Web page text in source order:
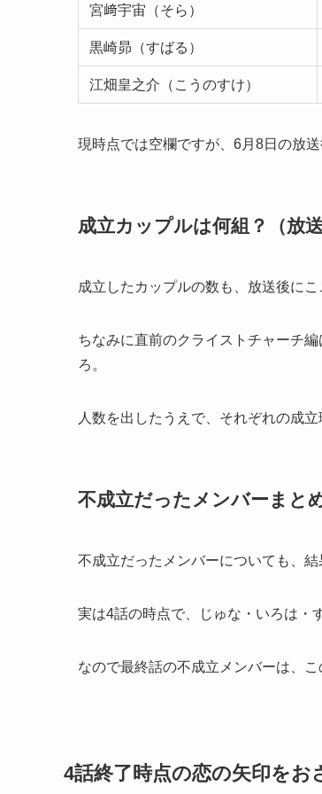
宮﨑宇宙（そら）
黒崎昴（すばる）
江畑皇之介（こうのすけ）
現時点では空欄ですが、6月8日の放
成立カップルは何組？（放
成立したカップルの数も、放送後にこ
ちなみに直前のクライストチャーチ
ろ。
人数を出したうえで、それぞれの成
不成立だったメンバーまと
不成立だったメンバーについても、結
実は4話の時点で、じゅな・いろは・
なので最終話の不成立メンバーは、
4話終了時点の恋の矢印をお